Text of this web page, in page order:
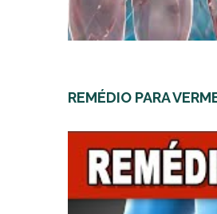
REMÉDIO PARA